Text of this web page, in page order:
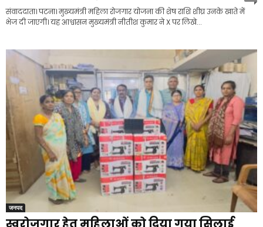
संवाददाता। पटना। मुख्यमंत्री महिला रोजगार योजना की शेष राशि शीघ्र उनके खाते में
भेज दी जाएगी। यह आश्वासन मुख्यमंत्री नीतीश कुमार ने X पर लिखे...
जनपद
स्वरोजगार हेतु महिलाओं को दिया गया सिलाई